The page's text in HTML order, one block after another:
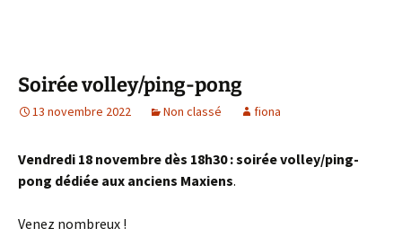
Soirée volley/ping-pong
13 novembre 2022 Non classé fiona
Vendredi 18 novembre dès 18h30 : soirée volley/ping-
pong dédiée aux anciens Maxiens.
Venez nombreux !